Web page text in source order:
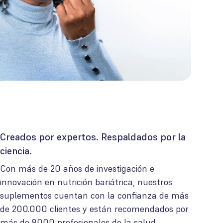
Creados por expertos. Respaldados por la
ciencia.
Con más de 20 años de investigación e
innovación en nutrición bariátrica, nuestros
suplementos cuentan con la confianza de más
de 200.000 clientes y están recomendados por